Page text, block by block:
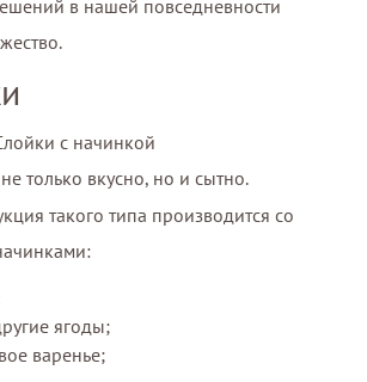
в нашей повседневности
только вкусно, но и сытно.
такого типа производится со
ягоды;
варенье;